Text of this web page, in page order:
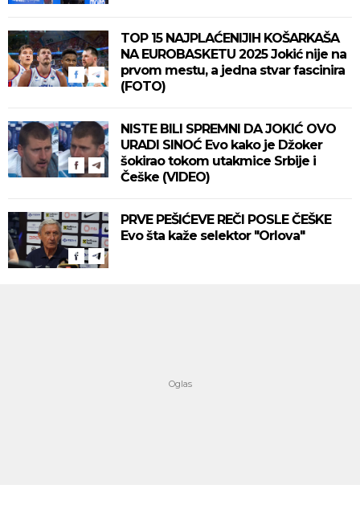
TOP 15 NAJPLAĆENIJIH KOŠARKAŠA
NA EUROBASKETU 2025 Jokić nije na
prvom mestu, a jedna stvar fascinira
(FOTO)
NISTE BILI SPREMNI DA JOKIĆ OVO
URADI SINOĆ Evo kako je Džoker
šokirao tokom utakmice Srbije i
Češke (VIDEO)
PRVE PEŠIĆEVE REČI POSLE ČEŠKE
Evo šta kaže selektor "Orlova"